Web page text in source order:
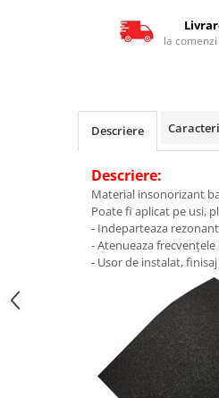
la
Descriere
Descriere:
Material insonorizant
Poate fi aplicat pe usi,
- Indeparteaza
- Atenueaza
- Usor de instalat,